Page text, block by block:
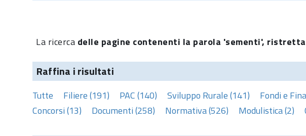
La ricerca delle pagine contenenti la parola 'sementi',
Raffina i risultati
Tutte Filiere (191) PAC (140) Sviluppo Rurale (141) Fondi e
Concorsi (13)
Documenti (258) Normativa (526) Modulistica (2)